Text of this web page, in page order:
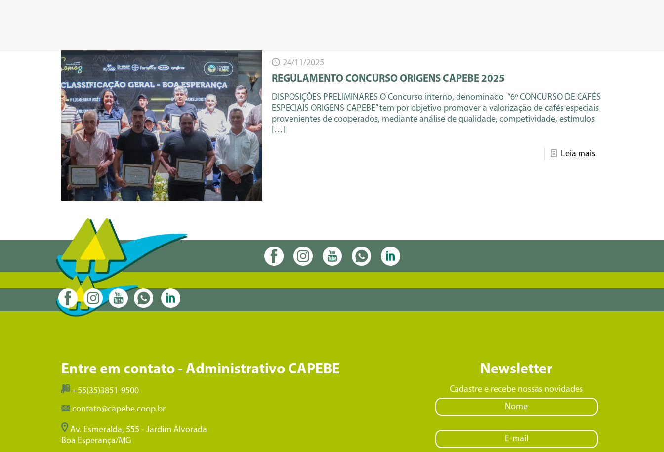
24/11/2025
REGULAMENTO CONCURSO ORIGENS CAPEBE 2025
DISPOSIÇÕES PRELIMINARES O Concurso interno, denominado “6º CONCURSO DE CAFÉS
ESPECIAIS ORIGENS CAPEBE” tem por objetivo promover a valorização de cafés especiais
provenientes de cooperados, mediante análise de qualidade, competividade, estímulos
[…]
Leia mais
Entre em contato - Administrativo CAPEBE
+55(35)3851-9500
contato@capebe.coop.br
Av. Esmeralda, 555 - Jardim Alvorada
Boa Esperança/MG
Newsletter
Cadastre e recebe nossas novidades